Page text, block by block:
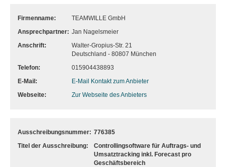
Firmenname:
TEAMWILLE GmbH
Ansprechpartner: Jan Nagelsmeier
Anschrift:
Walter-Gropius-Str. 21
Deutschland - 80807 München
Telefon:
015904438893
E-Mail:
E-Mail Kontakt zum Anbieter
Webseite:
Zur Webseite des Anbieters
Ausschreibungsnummer: 776385
Titel der Ausschreibung:
Controllingsoftware für Auftrags- und
Umsatztracking inkl. Forecast pro
Geschäftsbereich